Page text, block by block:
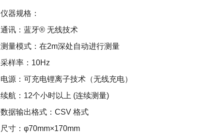
仪器规格：
通讯：蓝牙® 无线技术
测量模式：在2m深处自动进行测量
采样率：10Hz
电源：可充电锂离子技术（无线充电）
续航：12个小时以上 (连续测量)
数据输出格式：CSV 格式
尺寸：φ70mm×170mm